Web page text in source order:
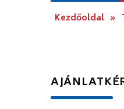
Kezdőoldal »